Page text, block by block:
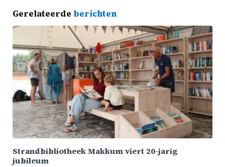
Gerelateerde berichten
Strandbibliotheek Makkum viert 20-jarig
jubileum